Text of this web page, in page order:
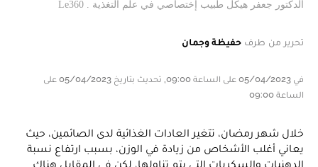
الدكتور جعفر هيكل طبيب إختصاصي في علم التغذية . Le360
تحرير من طرف حفيظة وجمان
في 05/04/2023 على الساعة 09:00, تحديث بتاريخ 05/04/2023 على
الساعة 09:00
خلال شهر رمضان، تتغير العادات الغذائية لدى الصائمين، حيث
يعاني أغلب الأشخاص من زيادة في الوزن، بسبب ارتفاع نسبة
الدهنيات والسكريات التي يتم تناولها، لكن في المقابل هناك